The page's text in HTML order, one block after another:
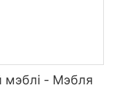
мэблі - Мэбля